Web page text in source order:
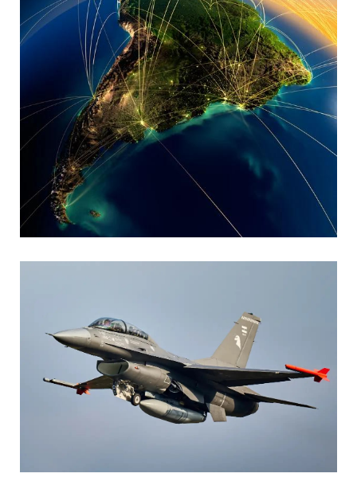
MARIA SONZINI
Aviación Comercial
Aviación General
AGUSTIN BOFFI
Aviación Militar, Fuerza Aérea Argentina